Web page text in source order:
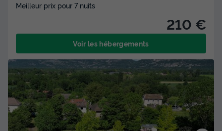
Meilleur prix pour 7 nuits
210 €
Voir les hébergements